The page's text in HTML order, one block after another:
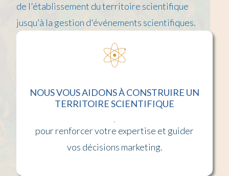
de l'établissement du territoire scientifique
jusqu'à la gestion d'événements scientifiques.
NOUS VOUS AIDONS À CONSTRUIRE UN
TERRITOIRE SCIENTIFIQUE
pour renforcer votre expertise et guider
vos décisions marketing.